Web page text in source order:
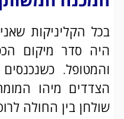
בכל הקליניקות
היה סדר מיקום
והמטופל.
הצדדים מיהו
שולחן בין החולה